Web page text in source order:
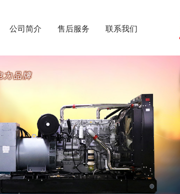
公司简介 售后服务 联系我们